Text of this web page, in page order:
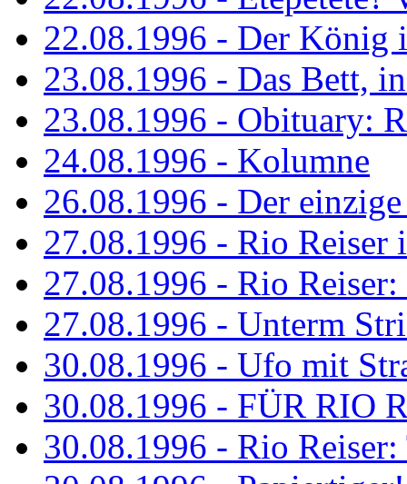
22.08.1996 - Der König
23.08.1996 - Das Bett,
23.08.1996 - Obituary:
24.08.1996 - Kolumne
26.08.1996 - Der
27.08.1996 - Rio Reiser
27.08.1996 - Rio
27.08.1996 - Unterm
30.08.1996 - Ufo mit
30.08.1996 - FÜR RIO
30.08.1996 - Rio